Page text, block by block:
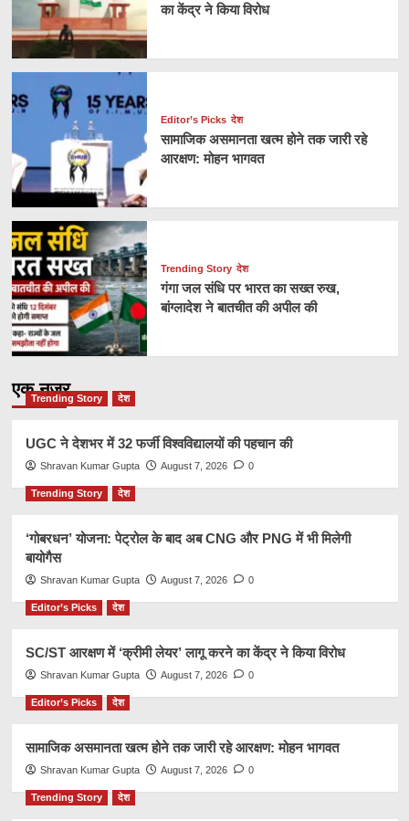
का केंद्र ने किया विरोध
Editor’s Picks देश
सामाजिक असमानता खत्म होने तक जारी रहे
आरक्षण: मोहन भागवत
Trending Story देश
गंगा जल संधि पर भारत का सख्त रुख,
बांग्लादेश ने बातचीत की अपील की
एक नज़र
Trending Story देश
UGC ने देशभर में 32 फर्जी विश्वविद्यालयों की पहचान की
Shravan Kumar Gupta August 7, 2026 0
Trending Story देश
‘गोबरधन’ योजना: पेट्रोल के बाद अब CNG और PNG में भी मिलेगी
बायोगैस
Shravan Kumar Gupta August 7, 2026 0
Editor’s Picks देश
SC/ST आरक्षण में ‘क्रीमी लेयर’ लागू करने का केंद्र ने किया विरोध
Shravan Kumar Gupta August 7, 2026 0
Editor’s Picks देश
सामाजिक असमानता खत्म होने तक जारी रहे आरक्षण: मोहन भागवत
Shravan Kumar Gupta August 7, 2026 0
Trending Story देश